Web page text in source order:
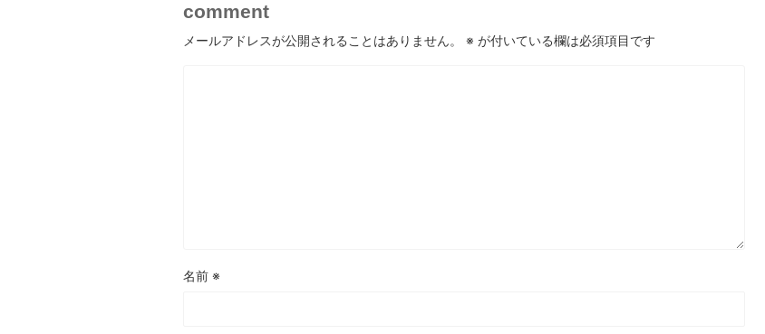
comment
メールアドレスが公開されることはありません。 ※ が付いている欄は必須項目です
名前 ※